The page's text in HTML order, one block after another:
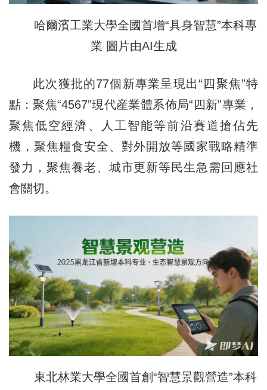
哈爾濱工業大學全國首增“具身智慧”本科專
業 圖片由AI生成
此次獲批的77個新專業呈現出“四聚焦”特
點：聚焦“4567”現代産業體系佈局“四新”專業，
聚焦低空經濟、人工智能等前沿賽道搶佔先
機，聚焦糧食安全、對外開放等國家戰略精準
發力，聚焦養老、城市更新等民生急需回應社
會關切。
東北林業大學全國首創“智慧景觀營造”本科